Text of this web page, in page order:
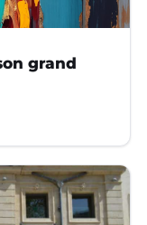
grand